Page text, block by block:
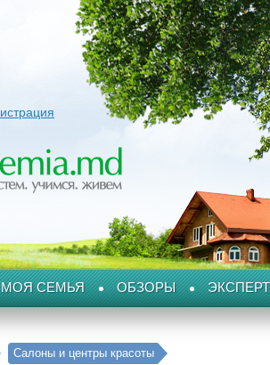
МОЯ СЕМЬЯ ОБЗОРЫ
Салоны и центры красоты